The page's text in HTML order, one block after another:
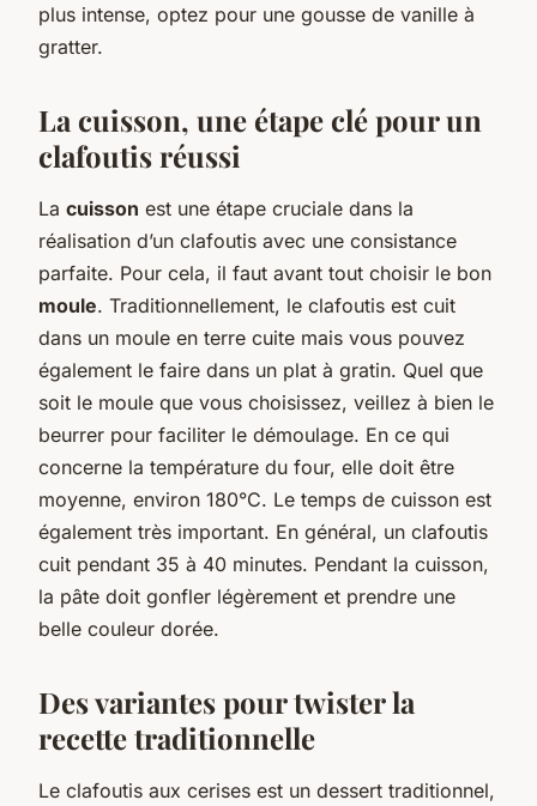
plus intense, optez pour une gousse de vanille à
gratter.
La cuisson, une étape clé pour un
clafoutis réussi
La cuisson est une étape cruciale dans la
réalisation d’un clafoutis avec une consistance
parfaite. Pour cela, il faut avant tout choisir le bon
moule. Traditionnellement, le clafoutis est cuit
dans un moule en terre cuite mais vous pouvez
également le faire dans un plat à gratin. Quel que
soit le moule que vous choisissez, veillez à bien le
beurrer pour faciliter le démoulage. En ce qui
concerne la température du four, elle doit être
moyenne, environ 180°C. Le temps de cuisson est
également très important. En général, un clafoutis
cuit pendant 35 à 40 minutes. Pendant la cuisson,
la pâte doit gonfler légèrement et prendre une
belle couleur dorée.
Des variantes pour twister la
recette traditionnelle
Le clafoutis aux cerises est un dessert traditionnel,